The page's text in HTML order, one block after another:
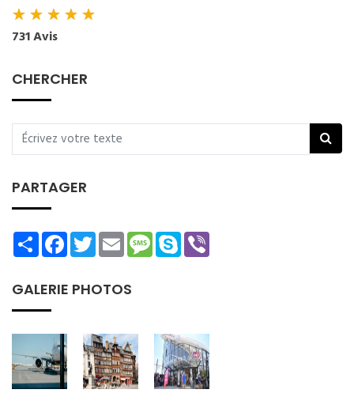
★★★★★
731 Avis
CHERCHER
PARTAGER
ShareFacebookTwitterEmailMessage
Skype
GALERIE PHOTOS